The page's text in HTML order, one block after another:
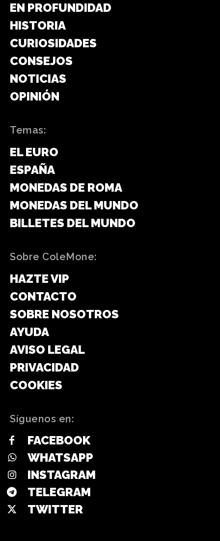
EN PROFUNDIDAD
HISTORIA
CURIOSIDADES
CONSEJOS
NOTICIAS
OPINIÓN
Temas:
EL EURO
ESPAÑA
MONEDAS DE ROMA
MONEDAS DEL MUNDO
BILLETES DEL MUNDO
Sobre ColeMone:
HAZTE VIP
CONTACTO
SOBRE NOSOTROS
AYUDA
AVISO LEGAL
PRIVACIDAD
COOKIES
Síguenos en:
FACEBOOK
WHATSAPP
INSTAGRAM
TELEGRAM
TWITTER